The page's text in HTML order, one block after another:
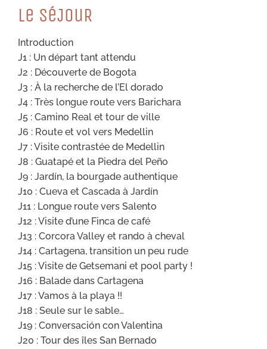
Le SéJouR
Introduction
J1 : Un départ tant attendu
J2 : Découverte de Bogota
J3 : À la recherche de l’El dorado
J4 : Très longue route vers Barichara
J5 : Camino Real et tour de ville
J6 : Route et vol vers Medellin
J7 : Visite contrastée de Medellin
J8 : Guatapé et la Piedra del Peño
J9 : Jardín, la bourgade authentique
J10 : Cueva et Cascada à Jardín
J11 : Longue route vers Salento
J12 : Visite d’une Finca de café
J13 : Corcora Valley et rando à cheval
J14 : Cartagena, transition un peu rude
J15 : Visite de Getsemani et pool party !
J16 : Balade dans Cartagena
J17 : Vamos à la playa !!
J18 : Seule sur le sable…
J19 : Conversación con Valentina
J20 : Tour des îles San Bernado